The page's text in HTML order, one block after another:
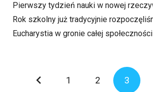
Pierwszy tydzień nauki w nowej
Rok szkolny już tradycyjnie
Eucharystia w gronie całej
1 2 3